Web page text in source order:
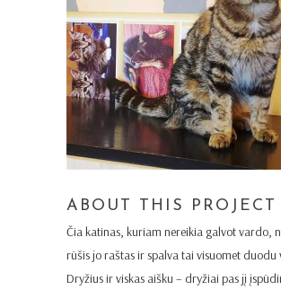
ABOUT THIS PROJECT
Čia katinas, kuriam nereikia galvot vardo,
rūšis jo raštas ir spalva tai visuomet duodu
Dryžius ir viskas aišku – dryžiai pas jį